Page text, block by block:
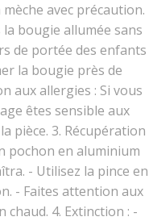
avec précaution.
la bougie allumée sans
de portée des enfants
la bougie près de
aux allergies : Si vous
êtes sensible aux
pièce. 3. Récupération
pochon en aluminium
- Utilisez la pince en
- Faites attention aux
4. Extinction : -